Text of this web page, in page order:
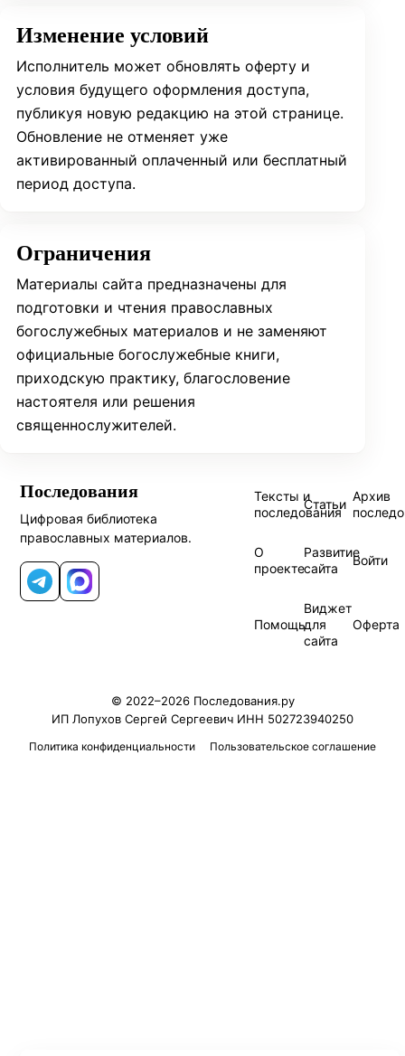
Изменение условий
Исполнитель может обновлять оферту и
условия будущего оформления доступа,
публикуя новую редакцию на этой странице.
Обновление не отменяет уже
активированный оплаченный или бесплатный
период доступа.
Ограничения
Материалы сайта предназначены для
подготовки и чтения православных
богослужебных материалов и не заменяют
официальные богослужебные книги,
приходскую практику, благословение
настоятеля или решения
священнослужителей.
Последования
Цифровая библиотека
православных материалов.
Telegram
MAX
Тексты и
последования
Статьи
Архив
О
проекте
Развитие
сайта
Войти
Помощь
Виджет
для
сайта
Оферта
© 2022–2026 Последования.ру
ИП Лопухов Сергей Сергеевич ИНН 502723940250
Политика конфиденциальности Пользовательское соглашение